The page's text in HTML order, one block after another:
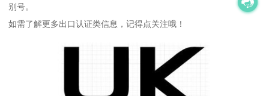
别号。
如需了解更多出口认证类信息，记得点关注哦！